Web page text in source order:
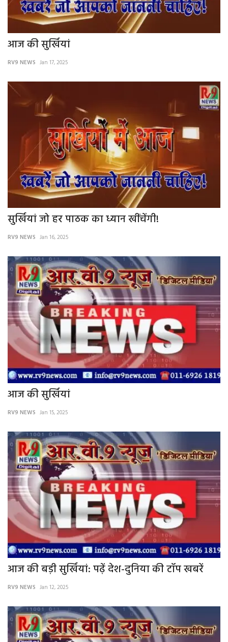
आज की सुर्खियां
RV9 NEWS Jan 17, 2025
सुर्खियां जो हर पाठक का ध्यान खींचेंगी!
RV9 NEWS Jan 16, 2025
आज की सुर्खियां
RV9 NEWS Jan 15, 2025
आज की बड़ी सुर्खियां: पढ़ें देश-दुनिया की टॉप खबरें
RV9 NEWS Jan 12, 2025